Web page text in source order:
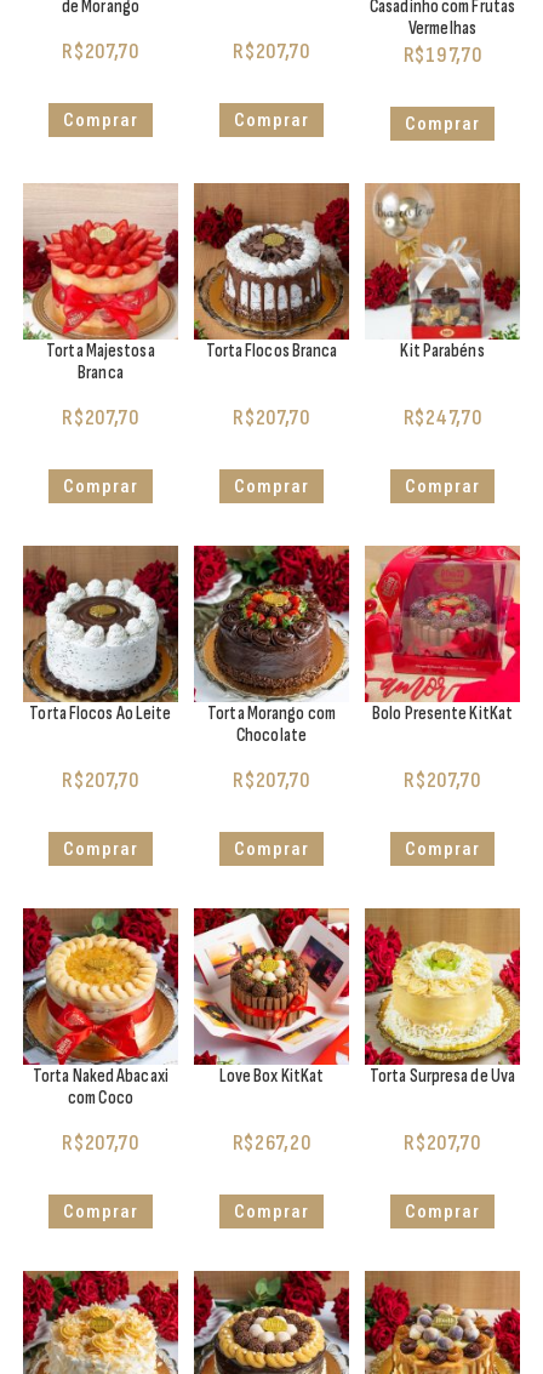
de Morango
R$207,70
Comprar
R$207,70
Comprar
Casadinho com Frutas
Vermelhas
R$197,70
Comprar
Torta Majestosa
Branca
R$207,70
Comprar
Torta Flocos Branca
R$207,70
Comprar
Kit Parabéns
R$247,70
Comprar
Torta Flocos Ao Leite
R$207,70
Comprar
Torta Morango com
Chocolate
R$207,70
Comprar
Bolo Presente KitKat
R$207,70
Comprar
Torta Naked Abacaxi
com Coco
R$207,70
Comprar
Love Box KitKat
R$267,20
Comprar
Torta Surpresa de Uva
R$207,70
Comprar